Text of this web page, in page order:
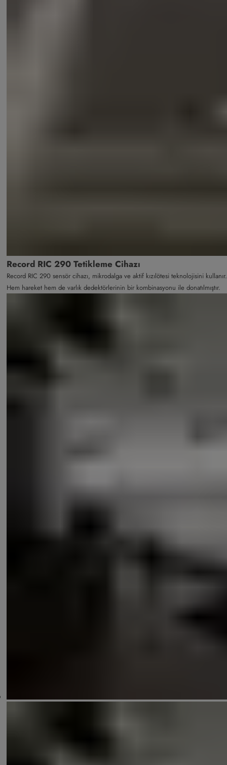
Record RIC 290 Tetikleme Cihazı
Record RIC 290 sensör cihazı, mikrodalga ve aktif kızılötesi teknolojisini kullanır.
Hem hareket hem de varlık dedektörlerinin bir kombinasyonu ile donatılmıştır.